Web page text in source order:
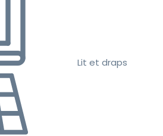
Lit et draps